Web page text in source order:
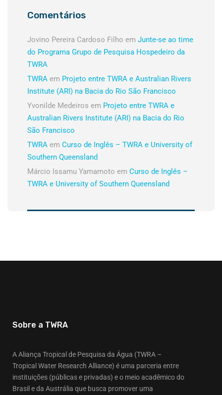
Comentários
Jovino Pereira Cardoso Filho em Junte-se ao time
do Programa Grupo de Pesquisa Hospedeiro da
TWRA
TWRA em Projeto entre TWRA e Australian Rivers
Institute (ARI) na Bacia do Rio São Francisco
Yvonilde Medeiros em Projeto entre TWRA e
Australian Rivers Institute (ARI) na Bacia do Rio
São Francisco
TWRA em Curso de Inglês – TWRA e University of
Southern Queensland
Márcio Issamu Yamamoto em Curso de Inglês –
TWRA e University of Southern Queensland
Sobre a TWRA
A Aliança Tropical de Pesquisa da Água (TWRA –
Tropical Water Research Alliance) é uma parceria entre
instituições (públicas e privadas) e o meio acadêmico do
Brasil e da Austrália que busca promover uma